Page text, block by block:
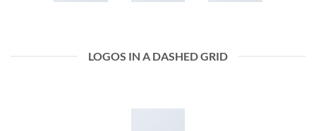
LOGOS IN A DASHED GRID